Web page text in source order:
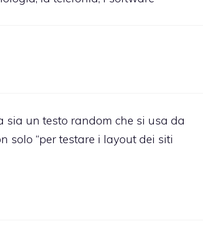
sia un testo random che si usa da
solo “per testare i layout dei siti